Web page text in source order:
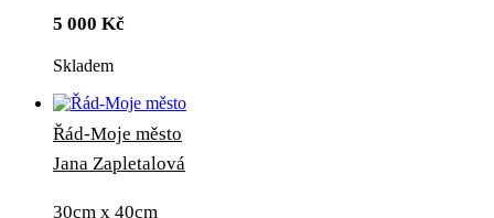
5 000 Kč
Skladem
Řád-Moje město
Jana Zapletalová
30cm x 40cm